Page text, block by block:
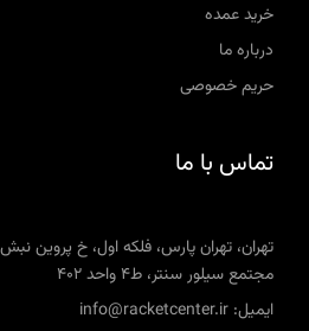
خرید عمده
درباره ما
حریم خصوصی
تماس با ما
مجتمع سیلور سنتر، ط4 واحد 402
ایمیل: info@racketcenter.ir